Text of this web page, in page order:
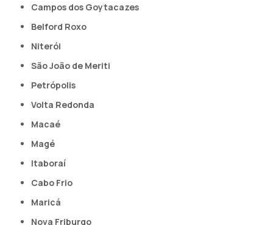
Campos dos Goytacazes
Belford Roxo
Niterói
São João de Meriti
Petrópolis
Volta Redonda
Macaé
Magé
Itaboraí
Cabo Frio
Maricá
Nova Friburgo